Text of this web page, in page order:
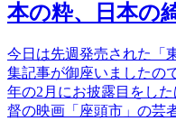
本の粋、日本の
今日は先週発売された「
集記事が御座いましたの
年の2月にお披露目をし
督の映画「座頭市」の芸